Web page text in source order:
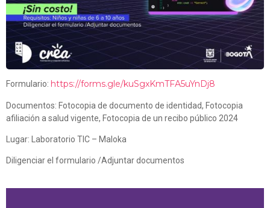
Formulario: https://forms.gle/kuSgxKmTFA5uYnDj8
Documentos: Fotocopia de documento de identidad, Fotocopia
afiliación a salud vigente, Fotocopia de un recibo público 2024
Lugar: Laboratorio TIC – Maloka
Diligenciar el formulario /Adjuntar documentos